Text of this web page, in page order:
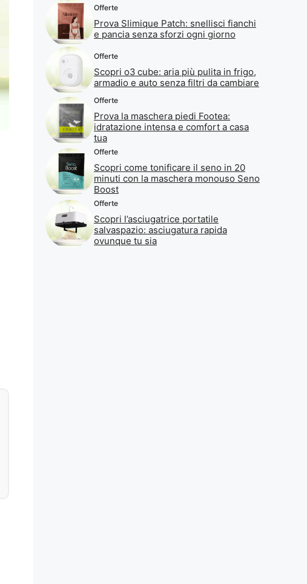
Offerte
Prova Slimique Patch: snellisci fianchi
e pancia senza sforzi ogni giorno
Offerte
Scopri o3 cube: aria più pulita in frigo,
armadio e auto senza filtri da cambiare
Offerte
Prova la maschera piedi Footea:
idratazione intensa e comfort a casa
tua
Offerte
Scopri come tonificare il seno in 20
minuti con la maschera monouso Seno
Boost
Offerte
Scopri l’asciugatrice portatile
salvaspazio: asciugatura rapida
ovunque tu sia